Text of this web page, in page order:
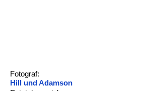
Fotograf:
Hill und Adamson